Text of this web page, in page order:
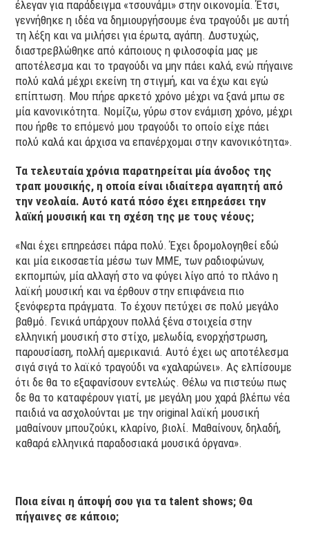
έλεγαν για παράδειγμα «τσουνάμι» στην οικονομία. Έτσι,
γεννήθηκε η ιδέα να δημιουργήσουμε ένα τραγούδι με αυτή
τη λέξη και να μιλήσει για έρωτα, αγάπη. Δυστυχώς,
διαστρεβλώθηκε από κάποιους η φιλοσοφία μας με
αποτέλεσμα και το τραγούδι να μην πάει καλά, ενώ πήγαινε
πολύ καλά μέχρι εκείνη τη στιγμή, και να έχω και εγώ
επίπτωση. Μου πήρε αρκετό χρόνο μέχρι να ξανά μπω σε
μία κανονικότητα. Νομίζω, γύρω στον ενάμιση χρόνο, μέχρι
που ήρθε το επόμενό μου τραγούδι το οποίο είχε πάει
πολύ καλά και άρχισα να επανέρχομαι στην κανονικότητα».
Τα τελευταία χρόνια παρατηρείται μία άνοδος της
τραπ μουσικής, η οποία είναι ιδιαίτερα αγαπητή από
την νεολαία. Αυτό κατά πόσο έχει επηρεάσει την
λαϊκή μουσική και τη σχέση της με τους νέους;
«Ναι έχει επηρεάσει πάρα πολύ. Έχει δρομολογηθεί εδώ
και μία εικοσαετία μέσω των ΜΜΕ, των ραδιοφώνων,
εκπομπών, μία αλλαγή στο να φύγει λίγο από το πλάνο η
λαϊκή μουσική και να έρθουν στην επιφάνεια πιο
ξενόφερτα πράγματα. Το έχουν πετύχει σε πολύ μεγάλο
βαθμό. Γενικά υπάρχουν πολλά ξένα στοιχεία στην
ελληνική μουσική στο στίχο, μελωδία, ενορχήστρωση,
παρουσίαση, πολλή αμερικανιά. Αυτό έχει ως αποτέλεσμα
σιγά σιγά το λαϊκό τραγούδι να «χαλαρώνει». Ας ελπίσουμε
ότι δε θα το εξαφανίσουν εντελώς. Θέλω να πιστεύω πως
δε θα το καταφέρουν γιατί, με μεγάλη μου χαρά βλέπω νέα
παιδιά να ασχολούνται με την original λαϊκή μουσική
μαθαίνουν μπουζούκι, κλαρίνο, βιολί. Μαθαίνουν, δηλαδή,
καθαρά ελληνικά παραδοσιακά μουσικά όργανα».
Ποια είναι η άποψή σου για τα talent shows; Θα
πήγαινες σε κάποιο;